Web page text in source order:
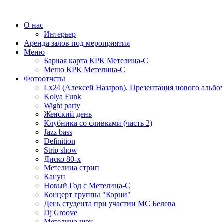
О нас
Интерьер
Аренда залов под мероприятия
Меню
Барная карта КРК Метелица-С
Меню КРК Метелица-С
Фотоотчеты
Lx24 (Алексей Назаров). Презентация нового
Kolya Funk
Wight party
Женский день
Клубника со сливками (часть 2)
Jazz bass
Definition
Strip show
Диско 80-х
Метелица стрип
Канун
Новый Год с Метелица-С
Концерт группы "Корни"
День студента при участии МС Белова
Dj Groove